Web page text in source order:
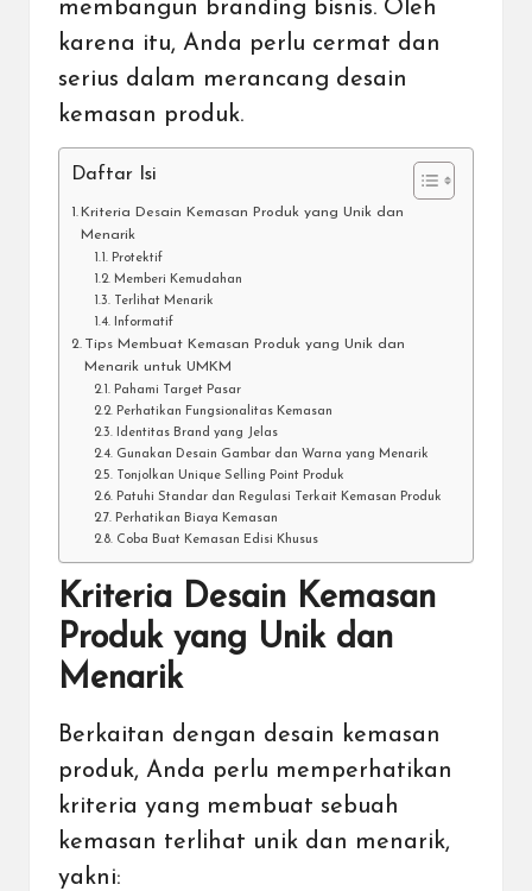
membangun branding bisnis. Oleh
karena itu, Anda perlu cermat dan
serius dalam merancang desain
kemasan produk.
Daftar Isi
Kriteria Desain Kemasan Produk yang Unik dan
Menarik
Protektif
Memberi Kemudahan
Terlihat Menarik
Informatif
Tips Membuat Kemasan Produk yang Unik dan
Menarik untuk UMKM
Pahami Target Pasar
Perhatikan Fungsionalitas Kemasan
Identitas Brand yang Jelas
Gunakan Desain Gambar dan Warna yang Menarik
Tonjolkan Unique Selling Point Produk
Patuhi Standar dan Regulasi Terkait Kemasan Produk
Perhatikan Biaya Kemasan
Coba Buat Kemasan Edisi Khusus
Kriteria Desain Kemasan
Produk yang Unik dan
Menarik
Berkaitan dengan desain kemasan
produk, Anda perlu memperhatikan
kriteria yang membuat sebuah
kemasan terlihat unik dan menarik,
yakni: